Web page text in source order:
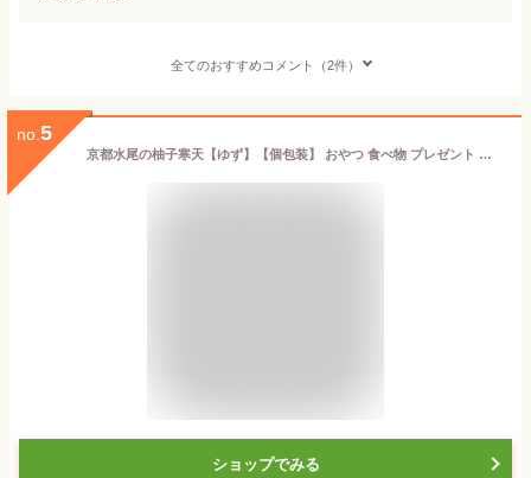
全てのおすすめコメント（2件）
no. 5
京都水尾の柚子寒天【ゆず】【個包装】 おやつ 食べ物 プレゼント ギフト 京都 寒天 ゼリー プチギフト
ショップでみる